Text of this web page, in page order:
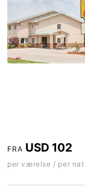
FRA USD 102
per værelse / per nat